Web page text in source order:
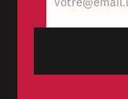
mail